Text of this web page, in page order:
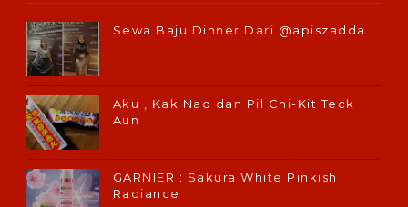
Sewa Baju Dinner Dari @apiszadda
Aku , Kak Nad dan Pil Chi-Kit Teck
Aun
GARNIER : Sakura White Pinkish
Radiance